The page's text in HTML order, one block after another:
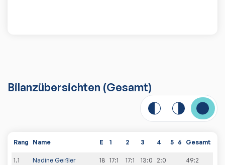
Bilanzübersichten (Gesamt)
Rang Name E 1 2 3 4 5 6 Gesamt
1.1 Nadine Geißler 18 17:1 17:1 13:0 2:0 49:2